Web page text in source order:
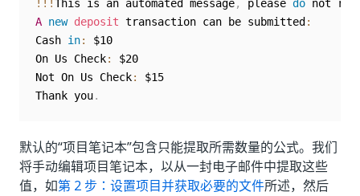
! ! !This is an automated message, please do not
A new deposit transaction can be submitted :
Cash in:
$10
On Us Check:
$20
Not On Us Check:
$15
Thank you.
默认的“项目笔记本”包含只能提取所需数量的公式。我们
将手动编辑项目笔记本，以从一封电子邮件中提取这些
值，如第 2 步：设置项目并获取必要的文件所述，然后